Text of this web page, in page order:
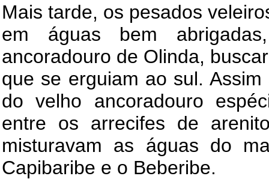
Mais tarde, os pesados
em águas bem
ancoradouro de Olinda,
que se erguiam ao sul.
do velho ancoradouro
entre os arrecifes de
misturavam as águas do
Capibaribe e o Beberibe.